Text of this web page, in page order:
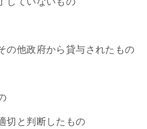
の他政府から貸与されたもの
切と判断したもの